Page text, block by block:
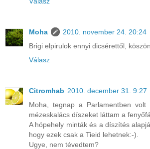
Moha
2010. november 24. 20:24
Brigi elpirulok ennyi dicsérettől,
Válasz
Citromhab 2010. december 31. 9:27
Moha, tegnap a Parlamentben volt
mézeskalács díszeket láttam a
A hópehely minták és a díszítés
hogy ezek csak a Tieid lehetnek:-).
Ugye, nem tévedtem?